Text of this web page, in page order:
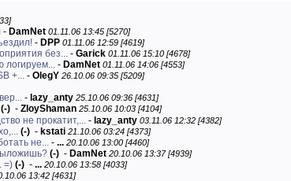
- DamNet 01.11.06 13:45 [5270]
- DPP 01.11.06 12:59 [4619]
без... - Garick 01.11.06 15:10 [4678]
логируем... - DamNet 01.11.06 14:06 [4553]
+... - OlegY 26.10.06 09:35 [5209]
- lazy_anty 25.10.06 09:36 [4631]
(-) - ZloyShaman 25.10.06 10:03 [4104]
не прокатит,... - lazy_anty 03.11.06 12:32 [4382]
(-) - kstati 21.10.06 03:24 [4373]
не... - ... 20.10.06 13:00 [4460]
(-) - DamNet 20.10.06 13:37 [4939]
=) (-) - ... 20.10.06 13:58 [4033]
13:42 [4631]